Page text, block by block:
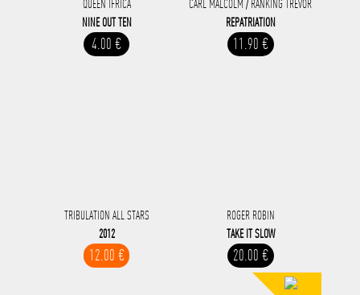
QUEEN IFRICA
NINE OUT TEN
4.00 €
CARL MALCOLM / RANKING TREVOR
REPATRIATION
11.90 €
TRIBULATION ALL STARS
2012
12.00 €
ROGER ROBIN
TAKE IT SLOW
20.00 €